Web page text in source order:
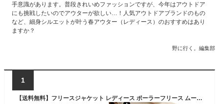
手意識があります。普段きれいめファッションですが、今年はアウトドア
にも挑戦したいのでアウターが欲しい…！人気アウトドアブランドのもの
など、細身シルエットが叶う春アウター（レディース）のおすすめはあり
ますか？
野に行く。編集部
1
【送料無料】フリースジャケット レディース ポーラーフリース ムートンジャケット 細身 メンズ ジャケット サンゴマイヤー モコモコ 裏ボア 秋冬 立ち襟 アウター ハイネック アウトドア 暖かい キャンプ